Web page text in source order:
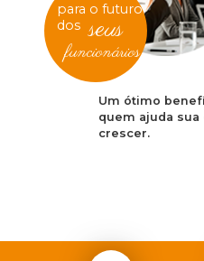
para o futuro
dos seus
funcionários
Um ótimo
quem ajuda sua
crescer.